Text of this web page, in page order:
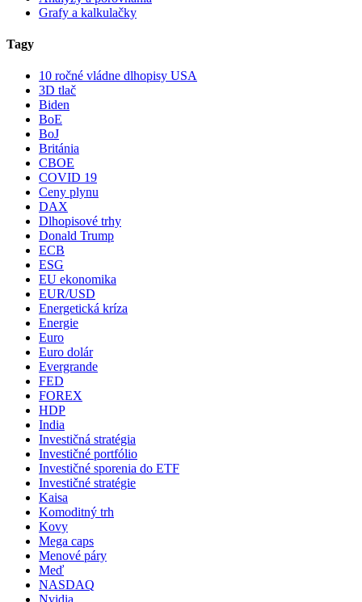
Grafy a kalkulačky
Tagy
10 ročné vládne dlhopisy USA
3D tlač
Biden
BoE
BoJ
Británia
CBOE
COVID 19
Ceny plynu
DAX
Dlhopisové trhy
Donald Trump
ECB
ESG
EU ekonomika
EUR/USD
Energetická kríza
Energie
Euro
Euro dolár
Evergrande
FED
FOREX
HDP
India
Investičná stratégia
Investičné portfólio
Investičné sporenia do ETF
Investičné stratégie
Kaisa
Komoditný trh
Kovy
Mega caps
Menové páry
Meď
NASDAQ